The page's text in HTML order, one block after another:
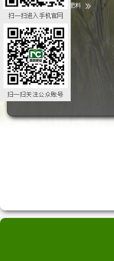
含腐植酸水溶性肥料
液体肥料
硫酸镁